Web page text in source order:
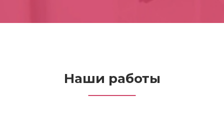
Наши работы